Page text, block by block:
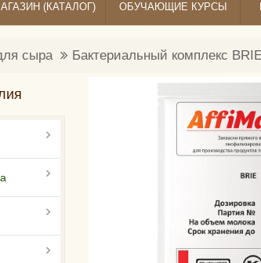
(КАТАЛОГ) ОБУЧАЮЩИЕ КУРСЫ
сыра Бактериальный комплекс